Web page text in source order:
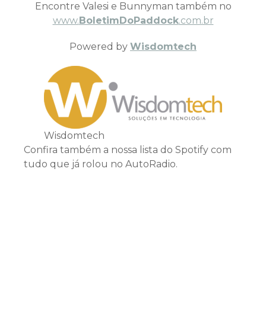
Encontre Valesi e Bunnyman também no
www.BoletimDoPaddock.com.br
Powered by Wisdomtech
Wisdomtech
Confira também a nossa lista do Spotify com
tudo que já rolou no AutoRadio.